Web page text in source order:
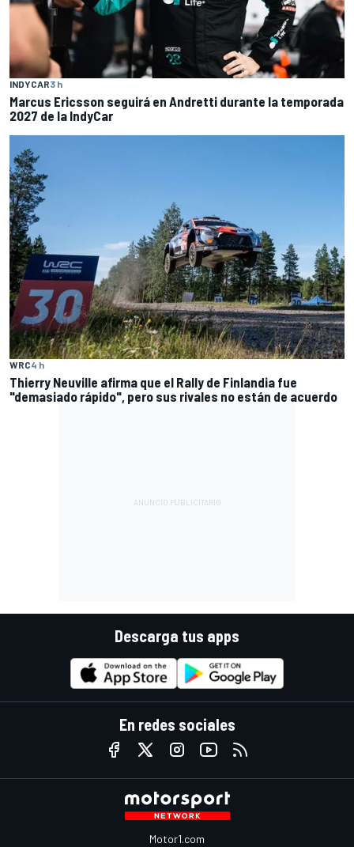
INDYCAR3 h
Marcus Ericsson seguirá en Andretti durante la temporada
2027 de la IndyCar
WRC4 h
Thierry Neuville afirma que el Rally de Finlandia fue
"demasiado rápido", pero sus rivales no están de acuerdo
Descarga tus apps
En redes sociales
Motor1.com